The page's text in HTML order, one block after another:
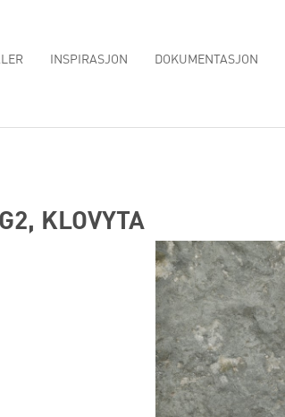
INSPIRASJON DOKUMENTASJON
KLOVYTA